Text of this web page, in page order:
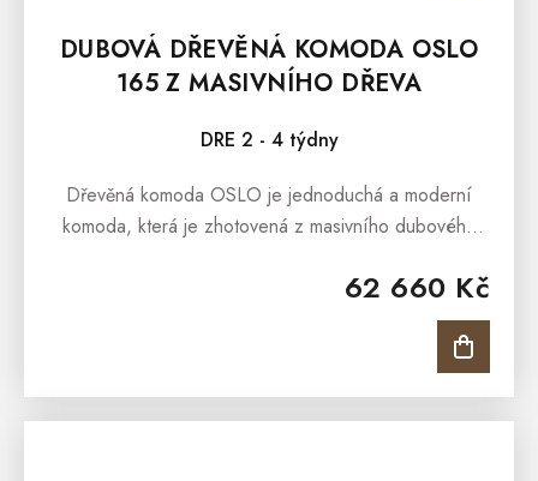
DUBOVÁ DŘEVĚNÁ KOMODA OSLO
165 Z MASIVNÍHO DŘEVA
DRE 2 - 4 týdny
62 660 Kč
Dřevěná komoda OSLO je jednoduchá a moderní
komoda, která je zhotovená z masivního dubového
která představuje elegantní a...